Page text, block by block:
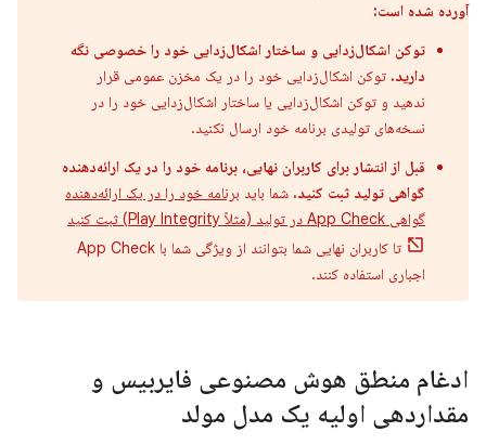
آورده شده است:
توکن اشکال‌زدایی و ساختار اشکال‌زدایی خود را خصوصی نگه
دارید. توکن اشکال‌زدایی خود را در یک مخزن عمومی قرار
ندهید و توکن اشکال‌زدایی یا ساختار اشکال‌زدایی خود را در
نسخه‌های تولیدی برنامه خود ارسال نکنید.
قبل از انتشار برای کاربران نهایی، برنامه خود را در یک ارائه‌دهنده
گواهی تولید ثبت کنید. شما باید برنامه خود را در یک ارائه‌دهنده
گواهی App Check در تولید (مثلاً Play Integrity) ثبت کنید
تا کاربران نهایی شما بتوانند از ویژگی شما با App Check
اجباری استفاده کنند.
ادغام منطق هوش مصنوعی فایربیس و
مقداردهی اولیه یک مدل مولد